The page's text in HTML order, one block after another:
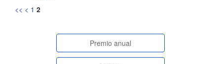
<< < 1 2
paginasespeciales
Premio anual